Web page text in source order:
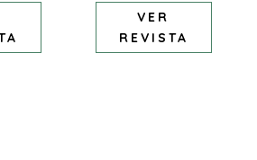
VER
REVISTA